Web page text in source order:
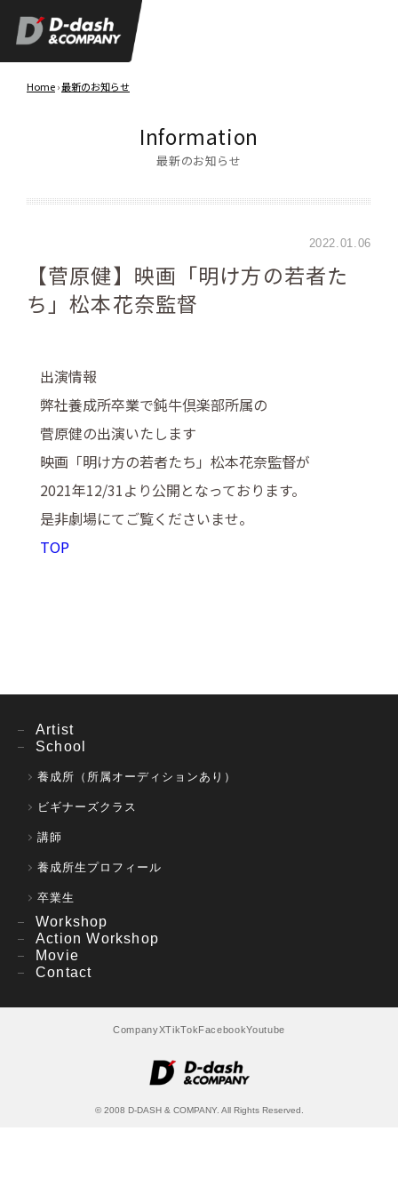
Home›最新のお知らせ
Information
最新のお知らせ
2022.01.06
【菅原健】映画「明け方の若者た
ち」松本花奈監督
出演情報
弊社養成所卒業で鈍牛倶楽部所属の
菅原健の出演いたします
映画「明け方の若者たち」松本花奈監督が
2021年12/31より公開となっております。
是非劇場にてご覧くださいませ。
TOP
Artist
School
養成所（所属オーディションあり）
ビギナーズクラス
講師
養成所生プロフィール
卒業生
Workshop
Action Workshop
Movie
Contact
CompanyXTikTokFacebookYoutube
© 2008 D-DASH & COMPANY. All Rights Reserved.